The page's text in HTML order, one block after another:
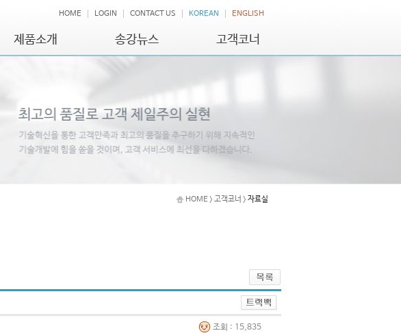
HOME LOGIN CONTACT US KOREAN ENGLISH
제품소개 송강뉴스 고객코너
HOME > 고객코너 > 자료실
조회 : 15,835